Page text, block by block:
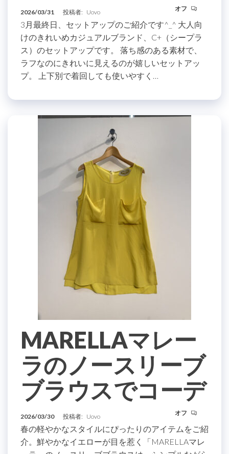
2026/03/31 投稿者: Uovo オフ
3月最終日、セットアップのご紹介です^_^ 大人向
けのきれいめカジュアルブランド、C+（シープラ
ス）のセットアップです。 落ち感のある素材で、
ラフなのにきれいに見えるのが嬉しいセットアッ
プ。 上下別で着回しても使いやすく…
MARELLAマレー
ラのノースリーブ
ブラウスでコーデ
2026/03/30 投稿者: Uovo オフ
春の軽やかなスタイルにぴったりのアイテムをご紹
介。鮮やかなイエローが目を惹く「MARELLAマレ